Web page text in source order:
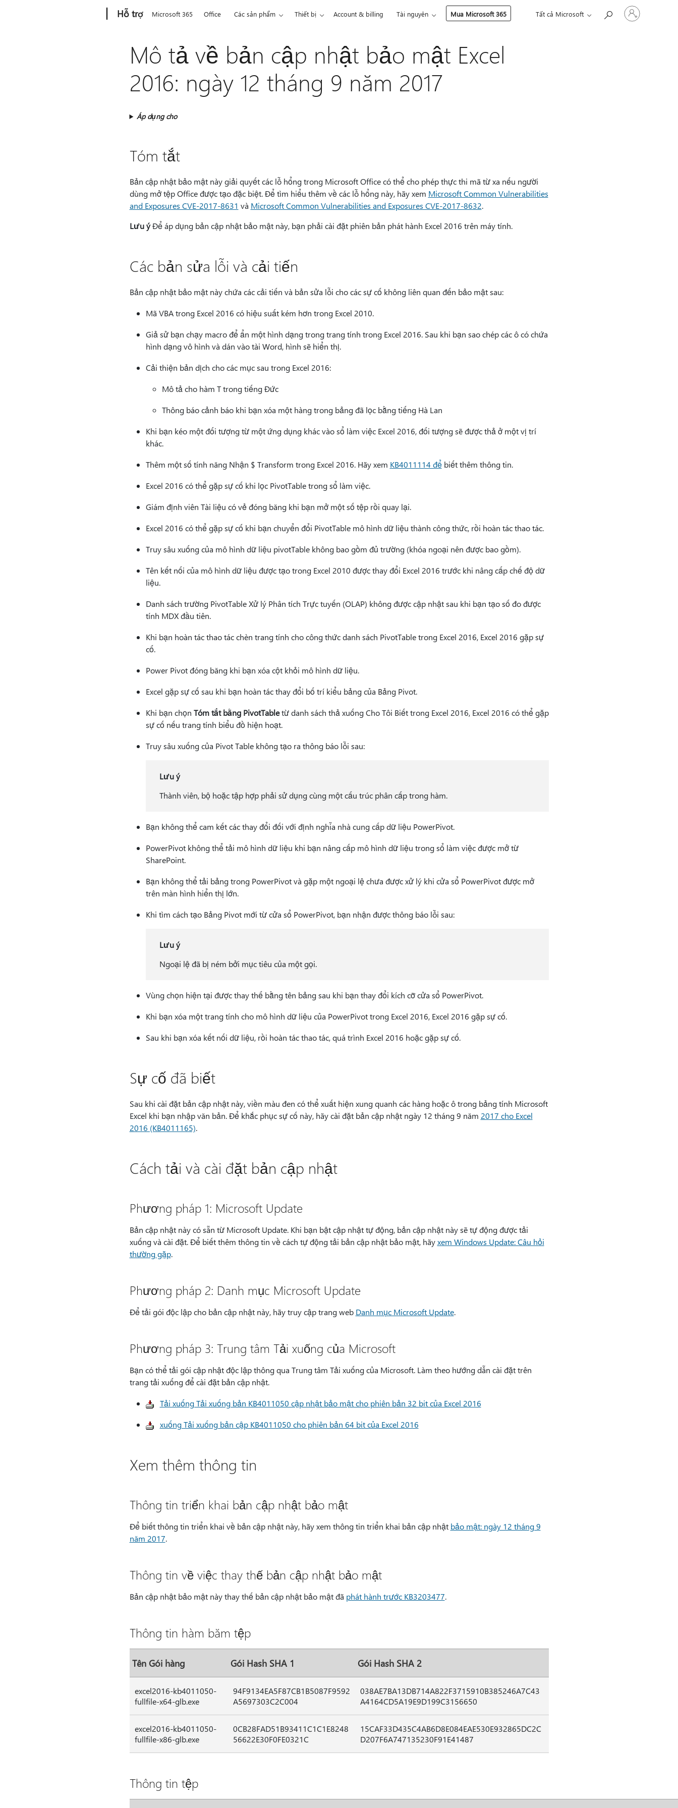
Hỗ trợ Microsoft 365 Office Các sản phẩm Thiết bị Account & billing Tài nguyên Mua Microsoft 365 Tất cả Microsoft
Đăng
nhập
Mô tả về bản cập nhật bảo mật Excel
2016: ngày 12 tháng 9 năm 2017
Áp dụng cho
Tóm tắt
Bản cập nhật bảo mật này giải quyết các lỗ hổng trong Microsoft Office có thể cho phép thực thi mã từ xa nếu người
dùng mở tệp Office được tạo đặc biệt. Để tìm hiểu thêm về các lỗ hổng này, hãy xem Microsoft Common Vulnerabilities
and Exposures CVE-2017-8631 và Microsoft Common Vulnerabilities and Exposures CVE-2017-8632.
Lưu ýĐể áp dụng bản cập nhật bảo mật này, bạn phải cài đặt phiên bản phát hành Excel 2016 trên máy tính.
Các bản sửa lỗi và cải tiến
Bản cập nhật bảo mật này chứa các cải tiến và bản sửa lỗi cho các sự cố không liên quan đến bảo mật sau:
Mã VBA trong Excel 2016 có hiệu suất kém hơn trong Excel 2010.
Giả sử bạn chạy macro để ẩn một hình dạng trong trang tính trong Excel 2016. Sau khi bạn sao chép các ô có chứa
hình dạng vô hình và dán vào tài Word, hình sẽ hiển thị.
Cải thiện bản dịch cho các mục sau trong Excel 2016:
Mô tả cho hàm T trong tiếng Đức
Thông báo cảnh báo khi bạn xóa một hàng trong bảng đã lọc bằng tiếng Hà Lan
Khi bạn kéo một đối tượng từ một ứng dụng khác vào sổ làm việc Excel 2016, đối tượng sẽ được thả ở một vị trí
khác.
Thêm một số tính năng Nhận $ Transform trong Excel 2016. Hãy xem KB4011114 đểbiết thêm thông tin.
Excel 2016 có thể gặp sự cố khi lọc PivotTable trong sổ làm việc.
Giám định viên Tài liệu có vẻ đóng băng khi bạn mở một số tệp rồi quay lại.
Excel 2016 có thể gặp sự cố khi bạn chuyển đổi PivotTable mô hình dữ liệu thành công thức, rồi hoàn tác thao tác.
Truy sâu xuống của mô hình dữ liệu pivotTable không bao gồm đủ trường (khóa ngoại nên được bao gồm).
Tên kết nối của mô hình dữ liệu được tạo trong Excel 2010 được thay đổi Excel 2016 trước khi nâng cấp chế độ dữ
liệu.
Danh sách trường PivotTable Xử lý Phân tích Trực tuyến (OLAP) không được cập nhật sau khi bạn tạo số đo được
tính MDX đầu tiên.
Khi bạn hoàn tác thao tác chèn trang tính cho công thức danh sách PivotTable trong Excel 2016, Excel 2016 gặp sự
cố.
Power Pivot đóng băng khi bạn xóa cột khỏi mô hình dữ liệu.
Excel gặp sự cố sau khi bạn hoàn tác thay đổi bố trí kiểu bảng của Bảng Pivot.
Khi bạn chọn Tóm tắt bằng PivotTabletừ danh sách thả xuống Cho Tôi Biết trong Excel 2016, Excel 2016 có thể gặp
sự cố nếu trang tính biểu đồ hiện hoạt.
Truy sâu xuống của Pivot Table không tạo ra thông báo lỗi sau:
Lưu ý
Thành viên, bộ hoặc tập hợp phải sử dụng cùng một cấu trúc phân cấp trong hàm.
Bạn không thể cam kết các thay đổi đối với định nghĩa nhà cung cấp dữ liệu PowerPivot.
PowerPivot không thể tải mô hình dữ liệu khi bạn nâng cấp mô hình dữ liệu trong sổ làm việc được mở từ
SharePoint.
Bạn không thể tải bảng trong PowerPivot và gặp một ngoại lệ chưa được xử lý khi cửa sổ PowerPivot được mở
trên màn hình hiển thị lớn.
Khi tìm cách tạo Bảng Pivot mới từ cửa sổ PowerPivot, bạn nhận được thông báo lỗi sau:
Lưu ý
Ngoại lệ đã bị ném bởi mục tiêu của một gọi.
Vùng chọn hiện tại được thay thế bằng tên bảng sau khi bạn thay đổi kích cỡ cửa sổ PowerPivot.
Khi bạn xóa một trang tính cho mô hình dữ liệu của PowerPivot trong Excel 2016, Excel 2016 gặp sự cố.
Sau khi bạn xóa kết nối dữ liệu, rồi hoàn tác thao tác, quá trình Excel 2016 hoặc gặp sự cố.
Sự cố đã biết
Sau khi cài đặt bản cập nhật này, viền màu đen có thể xuất hiện xung quanh các hàng hoặc ô trong bảng tính Microsoft
Excel khi bạn nhập văn bản. Để khắc phục sự cố này, hãy cài đặt bản cập nhật ngày 12 tháng 9 năm 2017 cho Excel
2016 (KB4011165).
Cách tải và cài đặt bản cập nhật
Phương pháp 1: Microsoft Update
Bản cập nhật này có sẵn từ Microsoft Update. Khi bạn bật cập nhật tự động, bản cập nhật này sẽ tự động được tải
xuống và cài đặt. Để biết thêm thông tin về cách tự động tải bản cập nhật bảo mật, hãyxem Windows Update: Câu hỏi
thường gặp.
Phương pháp 2: Danh mục Microsoft Update
Để tải gói độc lập cho bản cập nhật này, hãy truy cập trang web Danh mục Microsoft Update.
Phương pháp 3: Trung tâm Tải xuống của Microsoft
Bạn có thể tải gói cập nhật độc lập thông qua Trung tâm Tải xuống của Microsoft. Làm theo hướng dẫn cài đặt trên
trang tải xuống để cài đặt bản cập nhật.
Tải xuống Tải xuống bản KB4011050 cập nhật bảo mật cho phiên bản 32 bit của Excel 2016
xuống Tải xuống bản cập KB4011050 cho phiên bản 64 bit của Excel 2016
Xem thêm thông tin
Thông tin triển khai bản cập nhật bảo mật
Để biết thông tin triển khai về bản cập nhật này, hãy xem thông tin triển khai bản cập nhật bảo mật: ngày 12 tháng 9
năm 2017.
Thông tin về việc thay thế bản cập nhật bảo mật
Bản cập nhật bảo mật này thay thế bản cập nhật bảo mật đã phát hành trước KB3203477.
Thông tin hàm băm tệp
Tên Gói hàng Gói Hash SHA 1 Gói Hash SHA 2
excel2016-kb4011050-
fullfile-x64-glb.exe
94F9134EA5F87CB1B5087F9592
A5697303C2C004
038AE7BA13DB714A822F3715910B385246A7C43
A4164CD5A19E9D199C3156650
excel2016-kb4011050-
fullfile-x86-glb.exe
0CB28FAD51B93411C1C1E8248
56622E30F0FE0321C
15CAF33D435C4AB6D8E084EAE530E932865DC2C
D207F6A747135230F91E41487
Thông tin tệp